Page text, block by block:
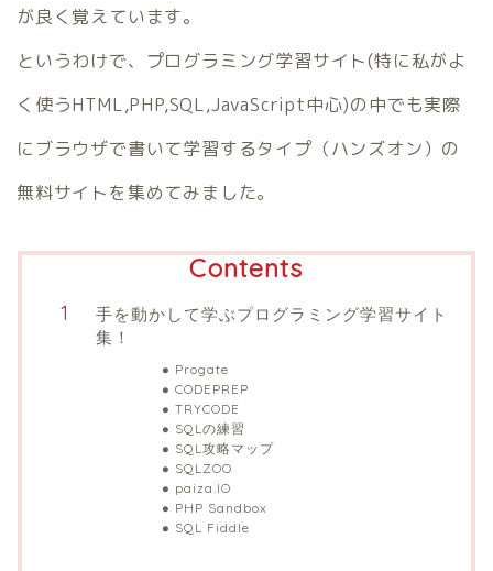
が良く覚えています。
というわけで、プログラミング学習サイト(特に私がよ
く使うHTML,PHP,SQL,JavaScript中心)の中でも実際
にブラウザで書いて学習するタイプ（ハンズオン）の
無料サイトを集めてみました。
Contents
手を動かして学ぶプログラミング学習サイト
集！
Progate
CODEPREP
TRYCODE
SQLの練習
SQL攻略マップ
SQLZOO
paiza.IO
PHP Sandbox
SQL Fiddle